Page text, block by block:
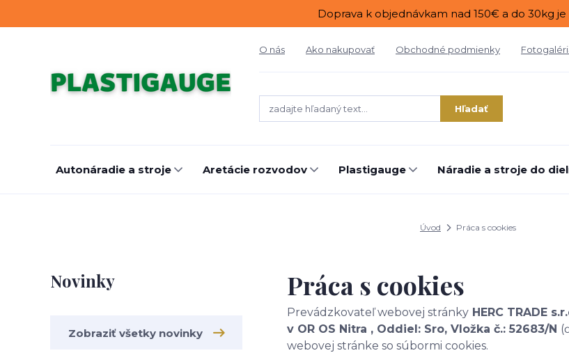
Doprava k objednávkam nad 150€ a do 30kg je
O nás Ako nakupovať Obchodné podmienky
Hľadať
Autonáradie a stroje Aretácie rozvodov Plastigauge Náradie a stroje do
Úvod Práca s cookies
Novinky
Zobraziť všetky novinky
Práca s cookies
Prevádzkovateľ webovej stránky HERC TRADE
v OR OS Nitra , Oddiel: Sro, Vložka č.: 52683/N
webovej stránke so súbormi cookies.